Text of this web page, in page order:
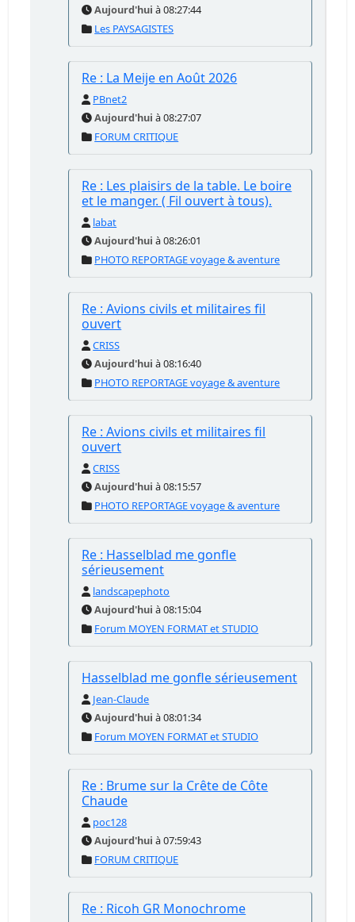
Aujourd'hui à 08:27:44
Les PAYSAGISTES
Re : La Meije en Août 2026
PBnet2
Aujourd'hui à 08:27:07
FORUM CRITIQUE
Re : Les plaisirs de la table. Le boire
et le manger. ( Fil ouvert à tous).
labat
Aujourd'hui à 08:26:01
PHOTO REPORTAGE voyage & aventure
Re : Avions civils et militaires fil
ouvert
CRISS
Aujourd'hui à 08:16:40
PHOTO REPORTAGE voyage & aventure
Re : Avions civils et militaires fil
ouvert
CRISS
Aujourd'hui à 08:15:57
PHOTO REPORTAGE voyage & aventure
Re : Hasselblad me gonfle
sérieusement
landscapephoto
Aujourd'hui à 08:15:04
Forum MOYEN FORMAT et STUDIO
Hasselblad me gonfle sérieusement
Jean-Claude
Aujourd'hui à 08:01:34
Forum MOYEN FORMAT et STUDIO
Re : Brume sur la Crête de Côte
Chaude
poc128
Aujourd'hui à 07:59:43
FORUM CRITIQUE
Re : Ricoh GR Monochrome